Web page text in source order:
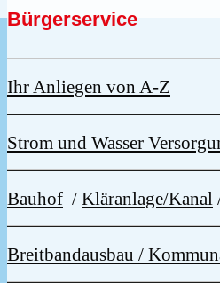
Bürgerservice
Ihr Anliegen von A-Z
Strom und Wasser
Bauhof / Kläranlage/Kanal
Breitbandausbau /